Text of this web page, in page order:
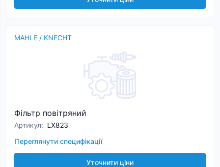
MAHLE / KNECHT
Фільтр повітряний
Артикул: LX823
Переглянути специфікації
Уточнити ціни